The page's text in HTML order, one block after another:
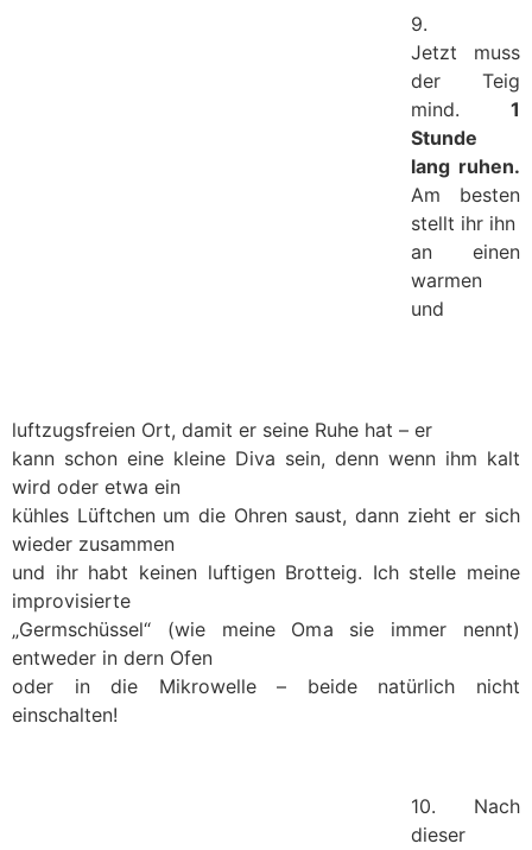
9.
Jetzt muss
der Teig
mind. 1
Stunde
lang ruhen.
Am besten
stellt ihr ihn
an einen
warmen
und
luftzugsfreien Ort, damit er seine Ruhe hat – er
kann schon eine kleine Diva sein, denn wenn ihm kalt
wird oder etwa ein
kühles Lüftchen um die Ohren saust, dann zieht er sich
wieder zusammen
und ihr habt keinen luftigen Brotteig. Ich stelle meine
improvisierte
„Germschüssel“ (wie meine Oma sie immer nennt)
entweder in dern Ofen
oder in die Mikrowelle – beide natürlich nicht
einschalten!
10. Nach
dieser